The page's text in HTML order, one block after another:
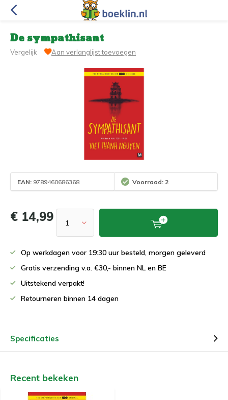
De sympathisant
Vergelijk Aan verlanglijst toevoegen
EAN: 9789460686368 Voorraad: 2
€ 14,99
Op werkdagen voor 19:30 uur besteld, morgen geleverd
Gratis verzending v.a. €30,- binnen NL en BE
Uitstekend verpakt!
Retourneren binnen 14 dagen
Specificaties
Recent bekeken